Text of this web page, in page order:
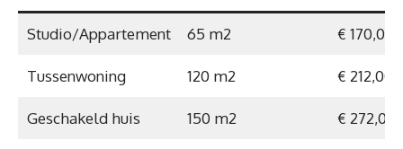
Studio/Appartement 65 m2 € 170,00
Tussenwoning 120 m2 € 212,00
Geschakeld huis 150 m2 € 272,00